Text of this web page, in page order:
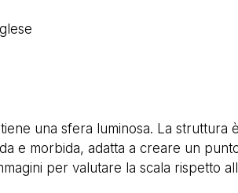
una sfera luminosa. La struttura
e morbida, adatta a creare un
per valutare la scala rispetto